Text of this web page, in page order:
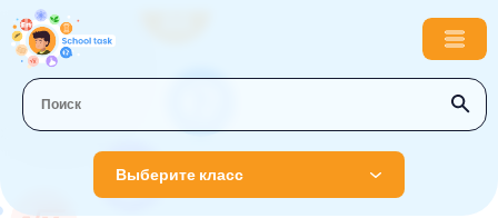
Выберите класс